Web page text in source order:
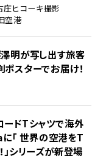
庄ヒコーキ撮影
空港
明が写し出す旅客
スターでお届け！
ードTシャツで海外
「 世界の空港をT
」シリーズが新登場